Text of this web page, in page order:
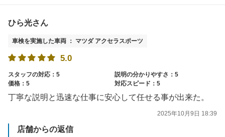
ひら光さん
車検を実施した車両 ： マツダ アクセラスポーツ
5.0
スタッフの対応：5
説明の分かりやすさ：5
価格：5
対応スピード：5
丁寧な説明と迅速な仕事に安心して任せる事が出来た。
2025年10月9日 18:39
店舗からの返信